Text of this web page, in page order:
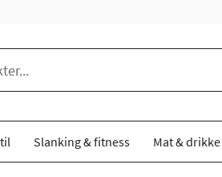
Slanking & fitness Mat & drikke